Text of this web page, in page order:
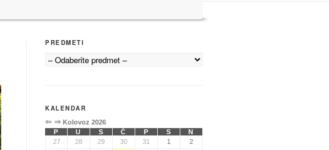
PREDMETI
KALENDAR
⇐ ⇒ Kolovoz 2026
P
U S Č P S
N
27
28 29 30 31 1
2